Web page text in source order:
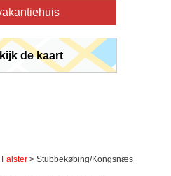
de kaart
Falster > Stubbekøbing/Kongsnæs